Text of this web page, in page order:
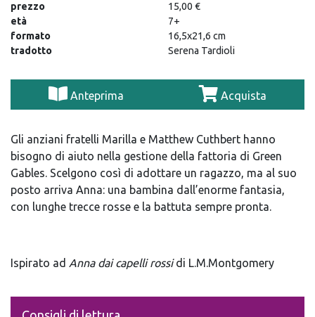
prezzo
15,00 €
età
7+
formato
16,5x21,6 cm
tradotto
Serena Tardioli
Anteprima Acquista
Gli anziani fratelli Marilla e Matthew Cuthbert hanno
bisogno di aiuto nella gestione della fattoria di Green
Gables. Scelgono così di adottare un ragazzo, ma al suo
posto arriva Anna: una bambina dall’enorme fantasia,
con lunghe trecce rosse e la battuta sempre pronta.
Ispirato ad Anna dai capelli rossidi L.M.Montgomery